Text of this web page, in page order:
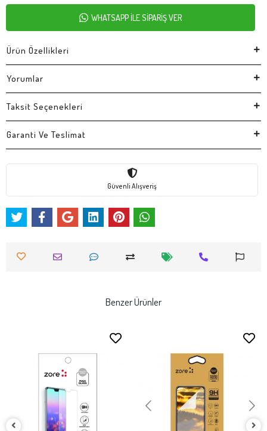
WHATSAPP İLE SİPARİŞ VER
Ürün Özellikleri
Yorumlar
Taksit Seçenekleri
Garanti Ve Teslimat
Güvenli Alışveriş
Benzer Ürünler